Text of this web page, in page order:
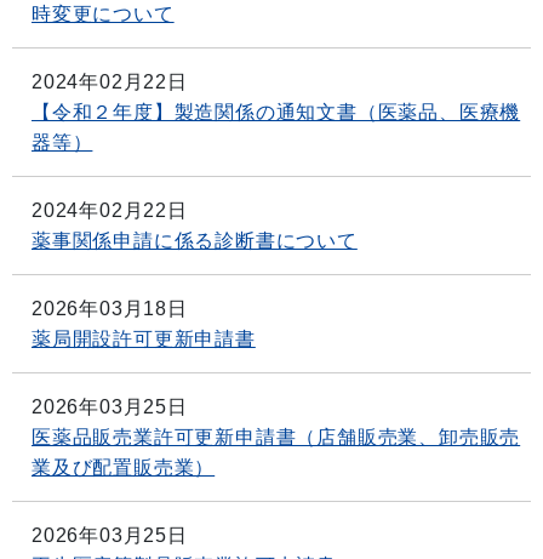
時変更について
2024年02月22日
【令和２年度】製造関係の通知文書（医薬品、医療機
器等）
2024年02月22日
薬事関係申請に係る診断書について
2026年03月18日
薬局開設許可更新申請書
2026年03月25日
医薬品販売業許可更新申請書（店舗販売業、卸売販売
業及び配置販売業）
2026年03月25日